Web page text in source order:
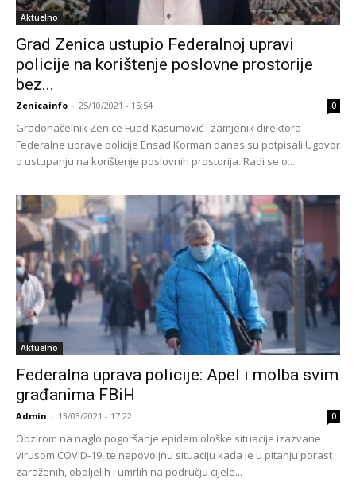
Aktuelno
Grad Zenica ustupio Federalnoj upravi
policije na korištenje poslovne prostorije
bez...
Zenicainfo - 25/10/2021 - 15:54 0
Gradonačelnik Zenice Fuad Kasumović i zamjenik direktora
Federalne uprave policije Ensad Korman danas su potpisali Ugovor
o ustupanju na korištenje poslovnih prostorija. Radi se o...
Aktuelno
Federalna uprava policije: Apel i molba svim
građanima FBiH
Admin - 13/03/2021 - 17:22 0
Obzirom na naglo pogoršanje epidemiološke situacije izazvane
virusom COVID-19, te nepovoljnu situaciju kada je u pitanju porast
zaraženih, oboljelih i umrlih na području cijele...